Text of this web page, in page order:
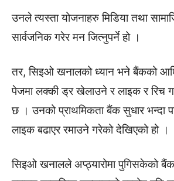
उनले त्यस्ता योजनाहरु मिडिया तथा
सार्वजनिक गरेर मन जित्नुपर्ने हो ।
तर, सिइओ खनालको ध्यान भने बैंकको
पेजमा लक्की ड्र खेलाउने र लाइक र रिच
छ । उनको प्राथमिकता बैंक सुधार भन्दा
लाइक बढाएर रमाउने गरेको देखिएको हो ।
सिइओ खनालले अप्ठ्यारोमा पुगिसकेको